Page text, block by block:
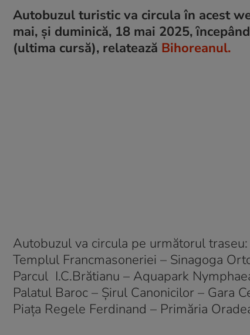
Autobuzul turistic va circula în acest
mai, şi duminică, 18 mai 2025,
(ultima cursă), relatează Bihoreanul.
Autobuzul va circula pe următorul
Templul Francmasoneriei – Sinagoga
Parcul I.C.Brătianu – Aquapark
Palatul Baroc – Şirul Canonicilor – Gara
Piaţa Regele Ferdinand – Primăria